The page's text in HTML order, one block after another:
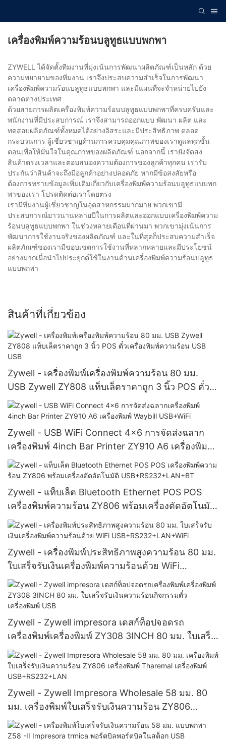
เครื่องพิมพ์ความร้อนบลูทูธแบบพกพา
ZYWELL ได้จัดตั้งทีมงานที่มุ่งเน้นการพัฒนาผลิตภัณฑ์เป็นหลัก ด้วย
ความพยายามของทีมงาน เราจึงประสบความสำเร็จในการพัฒนา
เครื่องพิมพ์ความร้อนบลูทูธแบบพกพา และมีแผนที่จะจำหน่ายไปยัง
ตลาดต่างประเทศ
ด้วยสายการผลิตเครื่องพิมพ์ความร้อนบลูทูธแบบพกพาที่ครบครันและ
พนักงานที่มีประสบการณ์ เราจึงสามารถออกแบบ พัฒนา ผลิต และ
ทดสอบผลิตภัณฑ์ทั้งหมดได้อย่างอิสระและมีประสิทธิภาพ ตลอด
กระบวนการ ผู้เชี่ยวชาญด้านการควบคุมคุณภาพของเราดูแลทุกขั้น
ตอนเพื่อให้มั่นใจในคุณภาพของผลิตภัณฑ์ นอกจากนี้ เรายังจัดส่ง
สินค้าตรงเวลาและตอบสนองความต้องการของลูกค้าทุกคน เรารับ
ประกันว่าสินค้าจะถึงมือลูกค้าอย่างปลอดภัย หากมีข้อสงสัยหรือ
ต้องการทราบข้อมูลเพิ่มเติมเกี่ยวกับเครื่องพิมพ์ความร้อนบลูทูธแบบพก
พาของเรา โปรดติดต่อเราโดยตรง
เรามีทีมงานผู้เชี่ยวชาญในอุตสาหกรรมมากมาย พวกเขามี
ประสบการณ์ยาวนานหลายปีในการผลิตและออกแบบเครื่องพิมพ์ความ
ร้อนบลูทูธแบบพกพา ในช่วงหลายเดือนที่ผ่านมา พวกเขามุ่งเน้นการ
พัฒนาการใช้งานจริงของผลิตภัณฑ์ และในที่สุดก็ประสบความสำเร็จ
ผลิตภัณฑ์ของเรามีขอบเขตการใช้งานที่หลากหลายและมีประโยชน์
อย่างมากเมื่อนำไปประยุกต์ใช้ในงานด้านเครื่องพิมพ์ความร้อนบลูทูธ
แบบพกพา
สินค้าที่เกี่ยวข้อง
Zywell - เครื่องพิมพ์เครื่องพิมพ์ความร้อน 80 มม.
USB Zywell ZY808 แท็บเล็ตราคาถูก 3 นิ้ว POS ตั๋ว
เครื่องพิมพ์ความร้อน USB USB
Zywell - USB WiFi Connect 4x6 การจัดส่งฉลาก
เครื่องพิมพ์ 4inch Bar Printer ZY910 A6 เครื่องพิมพ์
Waybill USB+WiFi
Zywell - แท็บเล็ต Bluetooth Ethernet POS POS
เครื่องพิมพ์ความร้อน ZY806 พร้อมเครื่องตัดอัตโนมัติ
USB+RS232+LAN+BT
Zywell - เครื่องพิมพ์ประสิทธิภาพสูงความร้อน 80 มม.
ใบเสร็จรับเงินเครื่องพิมพ์ความร้อนด้วย WiFi
USB+RS232+LAN+WiFi
Zywell - Zywell impresora เดสก์ท็อปจอดรถ
เครื่องพิมพ์เครื่องพิมพ์ ZY308 3INCH 80 มม. ใบเสร็จ
รับเงินความร้อนกิจกรรมตั๋วเครื่องพิมพ์ USB
Zywell - Zywell Impresora Wholesale 58 มม. 80
มม. เครื่องพิมพ์ใบเสร็จรับเงินความร้อน ZY806
เครื่องพิมพ์ Tharemal เครื่องพิมพ์ USB+RS232+LAN